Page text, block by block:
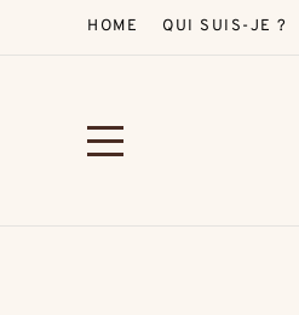
HOME QUI SUIS-JE ?